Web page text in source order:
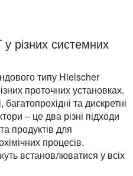
різних системних
типу Hielscher
проточних установках.
та дискретні
– це два різні підходи
продуктів для
процесів.
встановлюватися у всіх